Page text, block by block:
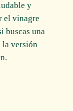
y
el vinagre
buscas una
la versión